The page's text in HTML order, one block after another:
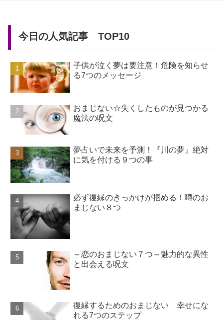
今日の人気記事 TOP10
子供が泣く夢は要注意！危険を知らせ
る7つのメッセージ
おまじない☆失くしたものが見つかる
魔法の呪文
夢占いで未来を予測！『川の夢』絶対
に気を付ける９つの事
必ず復縁のきっかけが掴める！噂のお
まじない８つ
～恋のおまじない７つ～魅力的な異性
と出会える呪文
復縁するためのおまじない 幸せにな
れる7つのステップ